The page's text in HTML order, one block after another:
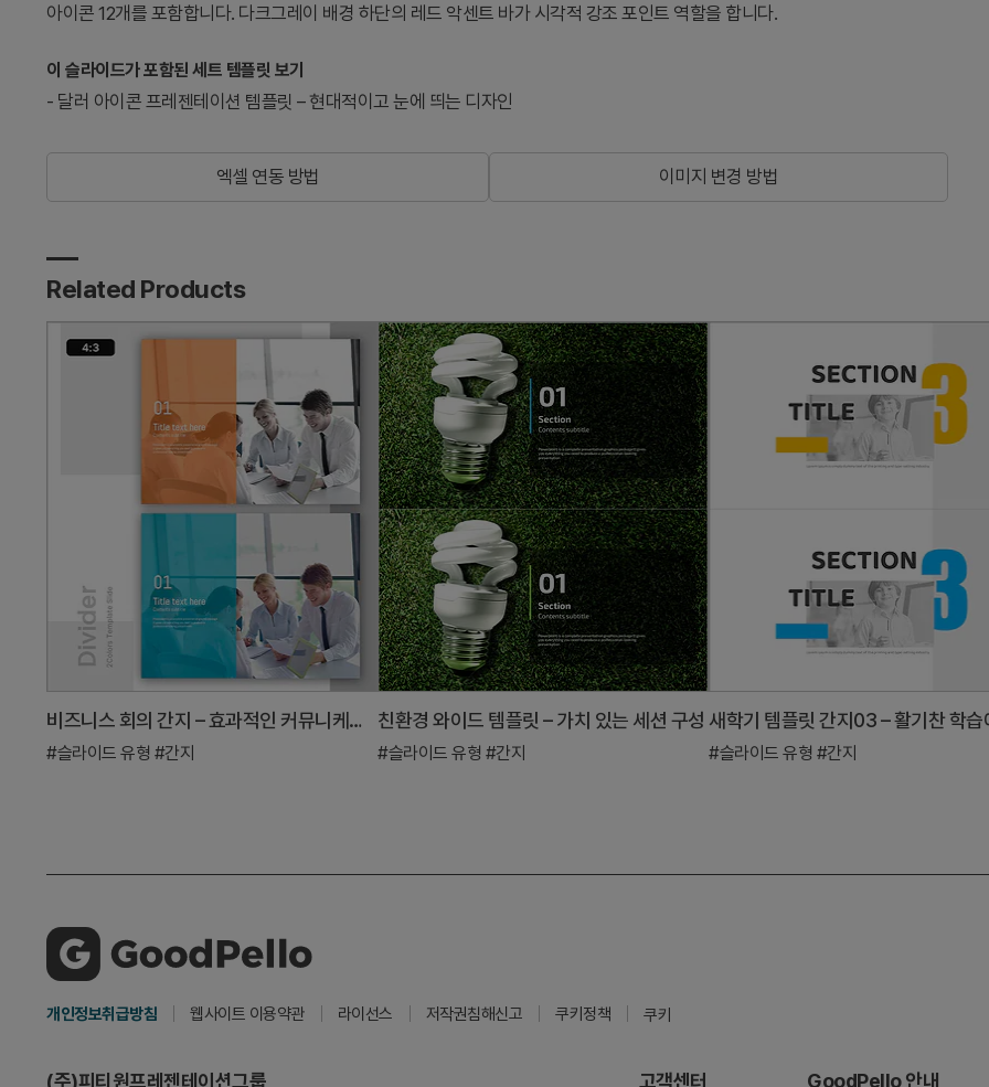
아이콘 12개를 포함합니다. 다크그레이 배경 하단의 레드 악센트 바가 시각적 강조 포인트 역할을 합니다.
이 슬라이드가 포함된 세트 템플릿 보기
- 달러 아이콘 프레젠테이션 템플릿 – 현대적이고 눈에 띄는 디자인
엑셀 연동 방법 이미지 변경 방법
Related Products
비즈니스 회의 간지 – 효과적인 커뮤니케이션의 시작
#슬라이드 유형 #간지
친환경 와이드 템플릿 – 가치 있는 세션 구성
#슬라이드 유형 #간지 #슬라이드 유형 #간지
개인정보취급방침 웹사이트 이용약관 라이선스 저작권침해신고 쿠키정책 쿠키
(주)피티원프레젠테이션그룹 고객센터 GoodPello 안내